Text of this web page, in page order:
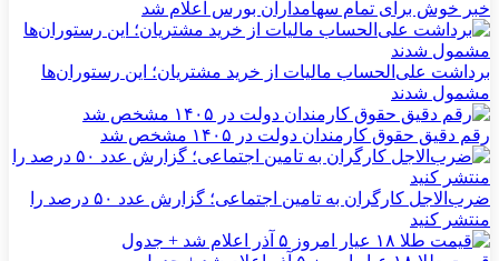
خبر خوش برای تمام سهامداران بورس اعلام شد
برداشت علی‌الحساب مالیات از خرید مشتریان؛ این رستوران‌ها
مشمول شدند
رقم دقیق حقوق کارمندان دولت در ۱۴۰۵ مشخص شد
ضرب‌الاجل کارگران به تامین اجتماعی؛ گزارش عدد ۵۰ درصد را
منتشر کنید